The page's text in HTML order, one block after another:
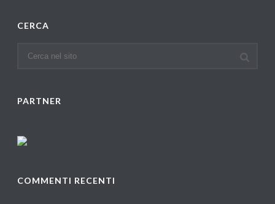
CERCA
PARTNER
COMMENTI RECENTI